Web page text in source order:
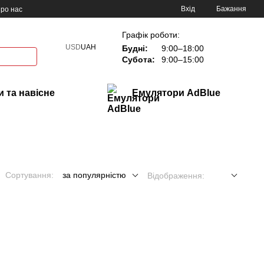
нас Вхід Бажання
USDUAH
Графік роботи:
Будні:
9:00–18:00
Субота:
9:00–15:00
та навісне Емулятори AdBlue
Сортування: за популярністю Відображення: